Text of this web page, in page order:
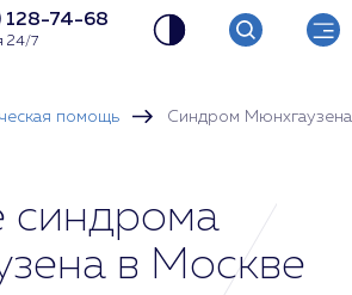
128-74-68
24/7
помощь Синдром Мюнхгаузена
синдрома
в Москве